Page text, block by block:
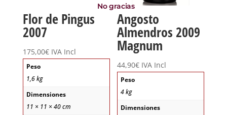
Flor de Pingus
2007
175,00€ IVA Incl
Peso
1,6 kg
Dimensiones
11 × 11 × 40 cm
Angosto
Almendros 2009
Magnum
44,90€ IVA Incl
Peso
4 kg
Dimensiones
No gracias